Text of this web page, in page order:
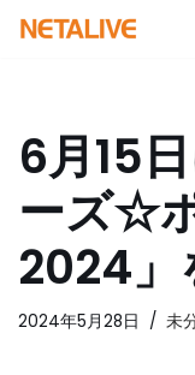
ン
ツ
へ
キ
プ
6月15
ーズ☆
2024」
2024年5月28日 未